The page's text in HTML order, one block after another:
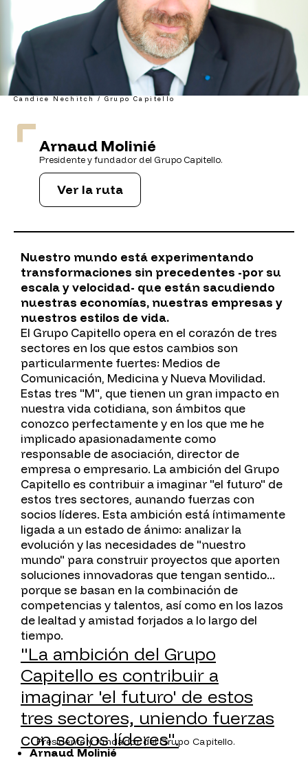
Candice Nechitch / Grupo Capitello
Arnaud Molinié
Presidente y fundador del Grupo Capitello.
Ver la ruta
Nuestro mundo está experimentando
transformaciones sin precedentes -por su
escala y velocidad- que están sacudiendo
nuestras economías, nuestras empresas y
nuestros estilos de vida.
El Grupo Capitello opera en el corazón de tres
sectores en los que estos cambios son
particularmente fuertes: Medios de
Comunicación, Medicina y Nueva Movilidad.
Estas tres "M", que tienen un gran impacto en
nuestra vida cotidiana, son ámbitos que
conozco perfectamente y en los que me he
implicado apasionadamente como
responsable de asociación, director de
empresa o empresario. La ambición del Grupo
Capitello es contribuir a imaginar "el futuro" de
estos tres sectores, aunando fuerzas con
socios líderes. Esta ambición está íntimamente
ligada a un estado de ánimo: analizar la
evolución y las necesidades de "nuestro
mundo" para construir proyectos que aporten
soluciones innovadoras que tengan sentido...
porque se basan en la combinación de
competencias y talentos, así como en los lazos
de lealtad y amistad forjados a lo largo del
tiempo.
"La ambición del Grupo
Capitello es contribuir a
imaginar 'el futuro' de estos
tres sectores, uniendo fuerzas
con socios líderes".
Arnaud Molinié
Presidente y fundador del Grupo Capitello.